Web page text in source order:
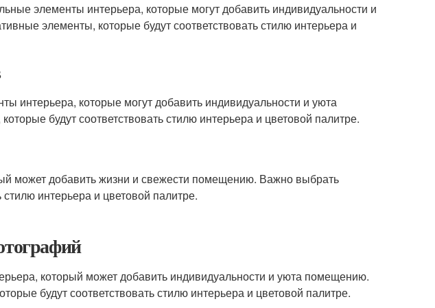
элементы интерьера, которые могут добавить индивидуальности и
элементы, которые будут соответствовать стилю интерьера и
интерьера, которые могут добавить индивидуальности и уюта
будут соответствовать стилю интерьера и цветовой палитре.
может добавить жизни и свежести помещению. Важно выбрать
стилю интерьера и цветовой палитре.
который может добавить индивидуальности и уюта помещению.
будут соответствовать стилю интерьера и цветовой палитре.